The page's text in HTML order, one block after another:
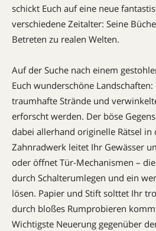
schickt Euch auf eine neue
verschiedene Zeitalter: Seine
Betreten zu realen Welten.
Auf der Suche nach einem
Euch wunderschöne
traumhafte Strände und
erforscht werden. Der böse
dabei allerhand originelle Rätsel in
Zahnradwerk leitet Ihr Gewässer
oder öffnet Tür-Mechanismen –
durch Schalterumlegen und ein
lösen. Papier und Stift solttet Ihr
durch bloßes Rumprobieren
Wichtigste Neuerung gegenüber